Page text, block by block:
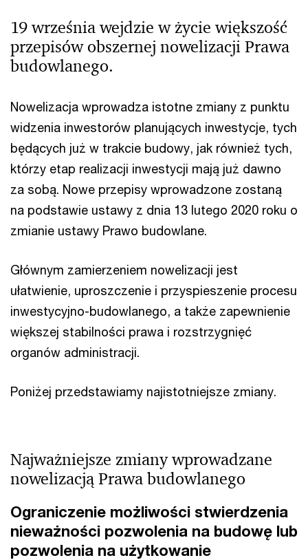
19 września wejdzie w życie większość
przepisów obszernej nowelizacji Prawa
budowlanego.
Nowelizacja wprowadza istotne zmiany z punktu
widzenia inwestorów planujących inwestycje, tych
będących już w trakcie budowy, jak również tych,
którzy etap realizacji inwestycji mają już dawno
za sobą. Nowe przepisy wprowadzone zostaną
na podstawie ustawy z dnia 13 lutego 2020 roku o
zmianie ustawy Prawo budowlane.
Głównym zamierzeniem nowelizacji jest
ułatwienie, uproszczenie i przyspieszenie procesu
inwestycyjno-budowlanego, a także zapewnienie
większej stabilności prawa i rozstrzygnięć
organów administracji.
Poniżej przedstawiamy najistotniejsze zmiany.
Najważniejsze zmiany wprowadzane
nowelizacją Prawa budowlanego
Ograniczenie możliwości stwierdzenia
nieważności pozwolenia na budowę lub
pozwolenia na użytkowanie